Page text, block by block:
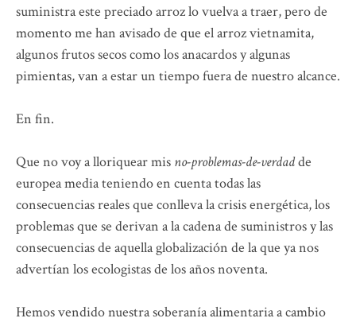
suministra este preciado arroz lo vuelva a traer, pero de
momento me han avisado de que el arroz vietnamita,
algunos frutos secos como los anacardos y algunas
pimientas, van a estar un tiempo fuera de nuestro alcance.
En fin.
Que no voy a lloriquear mis no-problemas-de-verdadde
europea media teniendo en cuenta todas las
consecuencias reales que conlleva la crisis energética, los
problemas que se derivan a la cadena de suministros y las
consecuencias de aquella globalización de la que ya nos
advertían los ecologistas de los años noventa.
Hemos vendido nuestra soberanía alimentaria a cambio